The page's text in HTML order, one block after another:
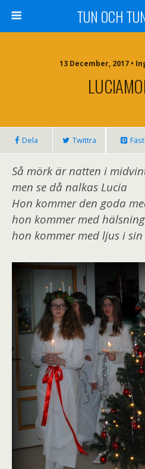
TUN OCH
13 December, 2017 •
Dela Twittra Fäst
Så mörk är natten i
men se då nalkas Lucia
Hon kommer den goda
hon kommer med
hon kommer med ljus i